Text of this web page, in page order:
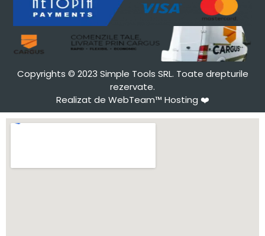
Copyrights © 2023 Simple Tools SRL. Toate drepturile
rezervate.
Realizat de WebTeam™ Hosting ❤️